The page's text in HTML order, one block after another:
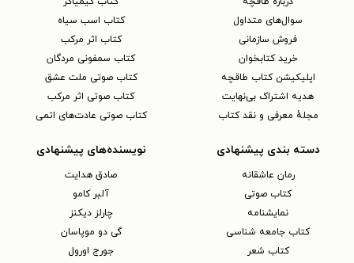
سوال‌های متداول
فروش سازمانی
خرید کتابخوان
اپلیکیشن کتاب طاقچه
هدیه اشتراک بی‌نهایت
مجلهٔ معرفی و نقد کتاب
کتاب اسب سیاه
کتاب اثر مرکب
کتاب سمفونی مردگان
کتاب صوتی ملت عشق
کتاب صوتی اثر مرکب
کتاب صوتی عادت‌های اتمی
دسته بندی پیشنهادی
رمان عاشقانه
کتاب‌ صوتی
نمایشنامه
کتاب جامعه شناسی
کتاب شعر
نویسنده‌های پیشنهادی
صادق هدایت
آلبر کامو
چارلز دیکنز
گی دو موپاسان
جورج اورول